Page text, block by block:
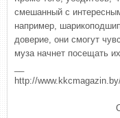
смешанный с
например,
доверие, они смогут
муза начнет посещать
http://